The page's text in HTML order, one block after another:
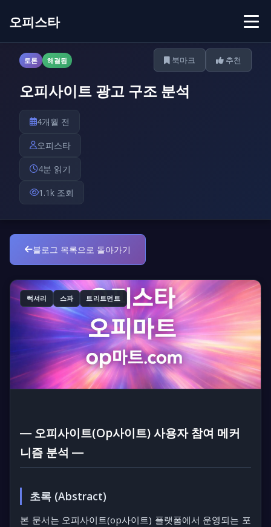
오피스타
토론 해결됨 북마크 추천
오피사이트 광고 구조 분석
4개월 전
오피스타
4분 읽기
1.1k 조회
블로그 목록으로 돌아가기
럭셔리 스파 트리트먼트
― 오피사이트(Op사이트) 사용자 참여 메커
니즘 분석 ―
초록 (Abstract)
본 문서는 오피사이트(op사이트) 플랫폼에서 운영되는 포